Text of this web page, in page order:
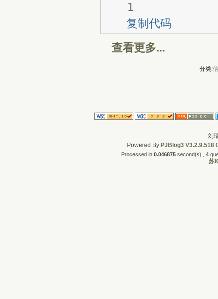
1
复制代码
查看更多...
分类:
刘
Powered By PJBlog3 V3.2.9.518
Processed in 0.046875second(s) , 4
苏